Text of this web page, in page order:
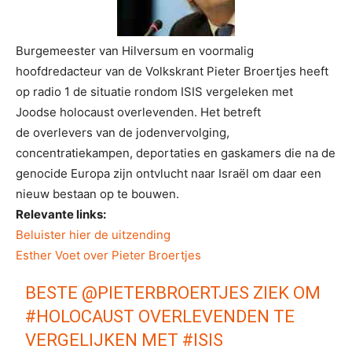
Burgemeester van Hilversum en voormalig
hoofdredacteur van de Volkskrant Pieter Broertjes heeft
op radio 1 de situatie rondom ISIS vergeleken met
Joodse holocaust overlevenden. Het betreft
de overlevers van de jodenvervolging,
concentratiekampen, deportaties en gaskamers die na de
genocide Europa zijn ontvlucht naar Israël om daar een
nieuw bestaan op te bouwen.
Relevante links:
Beluister hier de uitzending
Esther Voet over Pieter Broertjes
BESTE @PIETERBROERTJES ZIEK OM
#HOLOCAUST OVERLEVENDEN TE
VERGELIJKEN MET #ISIS